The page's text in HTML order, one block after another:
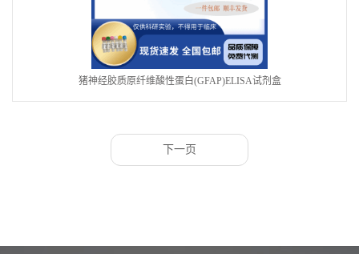
猪神经胶质原纤维酸性蛋白(GFAP)ELISA试剂盒
下一页